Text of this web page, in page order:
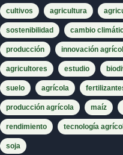
cultivos agricultura
sostenibilidad cambio
producción innovación
agricultores estudio
suelo agrícola
producción agrícola maíz
rendimiento tecnología
soja